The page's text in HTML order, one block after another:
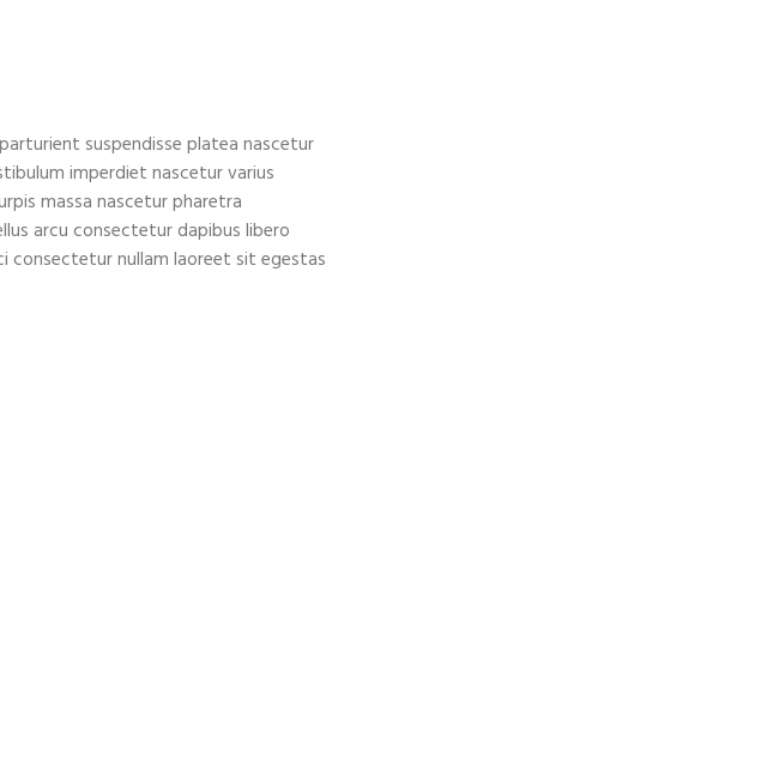
suspendisse platea nascetur
imperdiet nascetur varius
massa nascetur pharetra
arcu consectetur dapibus libero
consectetur nullam laoreet sit egestas